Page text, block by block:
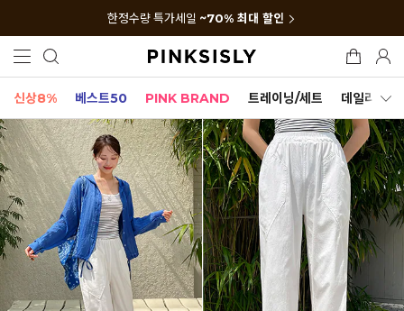
한정수량 특가세일 ~70% 최대 할인
신상8% 베스트50 PINK BRAND 트레이닝/세트 데일리세트